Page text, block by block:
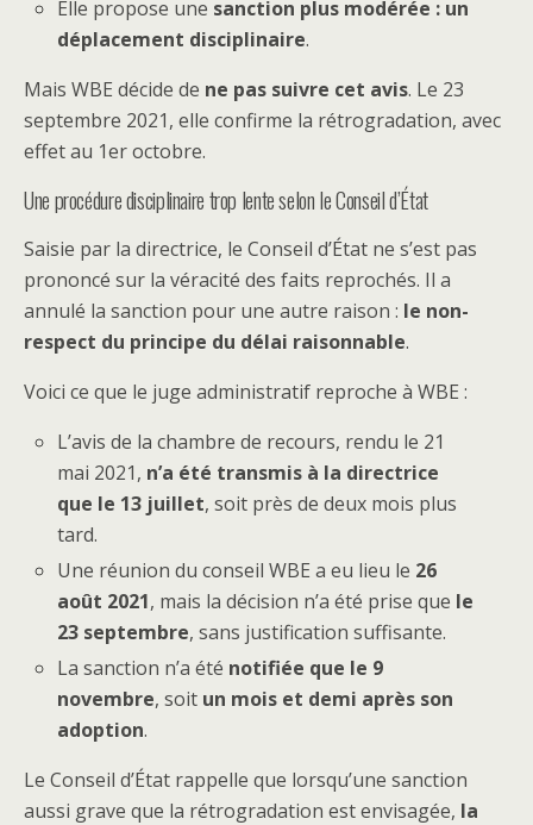
Elle propose une sanction plus modérée : un
déplacement disciplinaire.
Mais WBE décide de ne pas suivre cet avis. Le 23
septembre 2021, elle confirme la rétrogradation, avec
effet au 1er octobre.
Une procédure disciplinaire trop lente selon le Conseil d’État
Saisie par la directrice, le Conseil d’État ne s’est pas
prononcé sur la véracité des faits reprochés. Il a
annulé la sanction pour une autre raison : le non-
respect du principe du délai raisonnable.
Voici ce que le juge administratif reproche à WBE :
L’avis de la chambre de recours, rendu le 21
mai 2021, n’a été transmis à la directrice
que le 13 juillet, soit près de deux mois plus
tard.
Une réunion du conseil WBE a eu lieu le 26
août 2021, mais la décision n’a été prise que le
23 septembre, sans justification suffisante.
La sanction n’a été notifiée que le 9
novembre, soit un mois et demi après son
adoption.
Le Conseil d’État rappelle que lorsqu’une sanction
aussi grave que la rétrogradation est envisagée, la